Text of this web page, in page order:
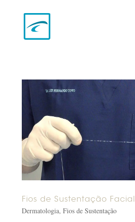
Fios de Sustentação Facial
Dermatologia, Fios de Sustentação